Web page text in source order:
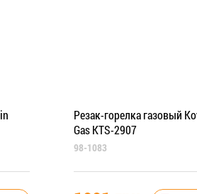
Резак-горелка газовый
Gas KTS-2907
98-1083